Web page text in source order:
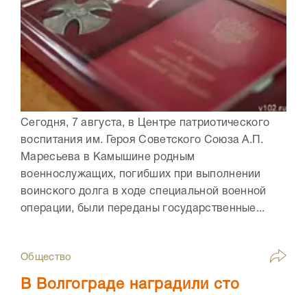
Сегодня, 7 августа, в Центре патриотического
воспитания им. Героя Советского Союза А.П.
Маресьева в Камышине родным
военнослужащих, погибших при выполнении
воинского долга в ходе специальной военной
операции, были переданы государственные...
Общество
В Волгограде наградили сто